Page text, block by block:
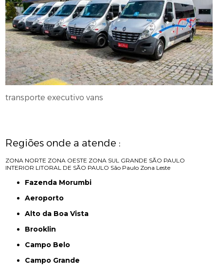
transporte executivo vans
Regiões onde a atende :
ZONA NORTE ZONA OESTE ZONA SUL GRANDE SÃO PAULO
INTERIOR LITORAL DE SÃO PAULO São Paulo Zona Leste
Fazenda Morumbi
Aeroporto
Alto da Boa Vista
Brooklin
Campo Belo
Campo Grande